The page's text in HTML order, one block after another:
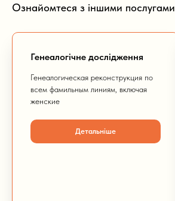
Ознайомтеся з іншими послугами
Генеалогічне дослідження
Генеалогическая реконструкция по
всем фамильным линиям, включая
женские
Детальніше